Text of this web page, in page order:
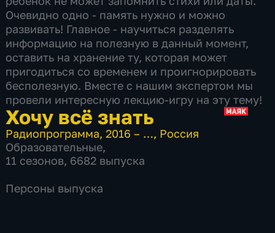
Очевидно одно - память нужно и можно
развивать! Главное - научиться разделять
информацию на полезную в данный момент,
оставить на хранение ту, которая может
пригодиться со временем и проигнорировать
бесполезную. Вместе с нашим экспертом мы
провели интересную лекцию-игру на эту тему!
Хочу всё знать
Радиопрограмма,2016 – …, Россия
Образовательные,
11 сезонов, 6682 выпуска
Персоны выпуска